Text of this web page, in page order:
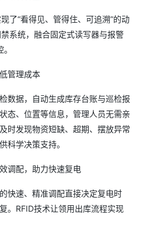
了“看得见、管得住、可追溯”的动
系统，融合固定式读写器与报警
管理成本
数据，自动生成库存台账与巡检报
态、位置等信息，管理人员无需亲
时发现物资短缺、超期、摆放异常
科学决策支持。
调配，助力快速复电
快速、精准调配直接决定复电时
。RFID技术让领用出库流程实现